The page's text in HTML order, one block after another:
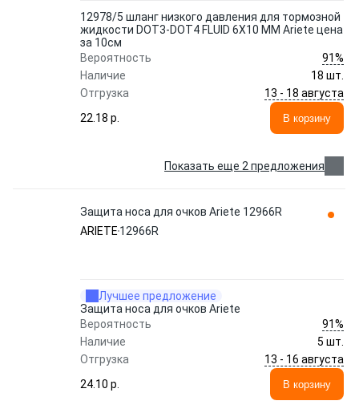
12978/5 шланг низкого давления для тормозной
жидкости DOT3-DOT4 FLUID 6X10 MM Ariete цена
за 10см
Вероятность
91%
Наличие
18 шт.
Отгрузка
13 - 18 августа
22.18 p.
В корзину
Показать еще 2 предложения
Защита носа для очков Ariete 12966R
ARIETE 12966R
Лучшее предложение
Защита носа для очков Ariete
Вероятность
91%
Наличие
5 шт.
Отгрузка
13 - 16 августа
24.10 p.
В корзину